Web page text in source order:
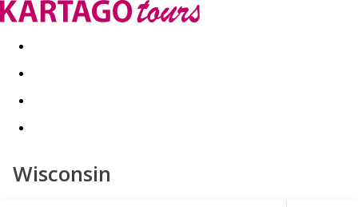
Last minute Dovolenkové kluby
Wisconsin